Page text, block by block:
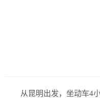
从昆明出发，坐动车4